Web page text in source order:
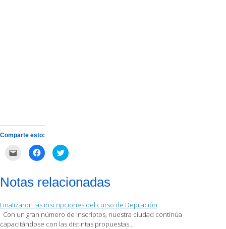
Comparte esto:
correo
electrónico
amigo
(Se
abre
en
Haz
clic
Facebook
(Se
una
ventana
nueva)
Haz
clic
en
Twitter
(Se
una
ventana
nueva)
Notas relacionadas
Finalizaron las inscripciones del curso de Depilación
Con un gran número de inscriptos, nuestra ciudad continúa
capacitándose con las distintas propuestas…